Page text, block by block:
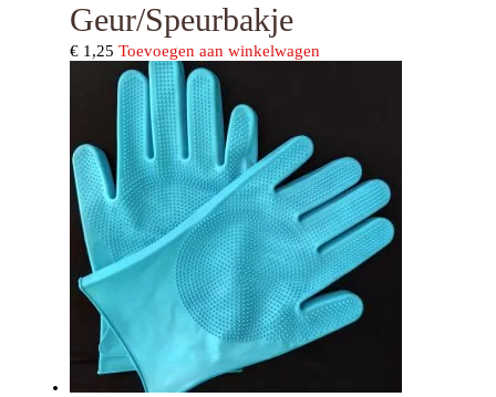
Geur/speurbakje
€ 1,25 Toevoegen aan winkelwagen